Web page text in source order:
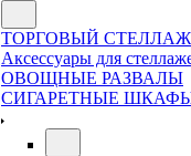
ТОРГОВЫЙ СТЕЛЛАЖ
Аксессуары для
ОВОЩНЫЕ РАЗВАЛЫ
СИГАРЕТНЫЕ